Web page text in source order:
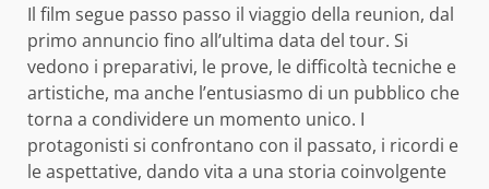
Il film segue passo passo il viaggio della reunion, dal
primo annuncio fino all’ultima data del tour. Si
vedono i preparativi, le prove, le difficoltà tecniche e
artistiche, ma anche l’entusiasmo di un pubblico che
torna a condividere un momento unico. I
protagonisti si confrontano con il passato, i ricordi e
le aspettative, dando vita a una storia coinvolgente